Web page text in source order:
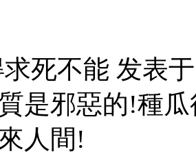
死不能 发表
是邪惡的!種
人間!